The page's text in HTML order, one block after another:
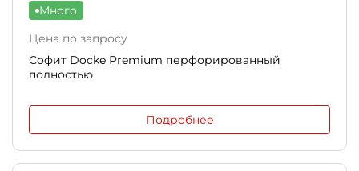
Много
Цена по запросу
Софит Docke Premium перфорированный
полностью
Подробнее